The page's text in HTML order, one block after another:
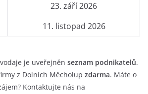
23. září 2026
11. listopad 2026
je uveřejněn seznam podnikatelů.
z Dolních Měcholup zdarma. Máte o
Kontaktujte nás na